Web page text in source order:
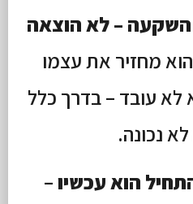
מחזיר את עצמו
לא עובד – בדרך כלל
נכונה.
–